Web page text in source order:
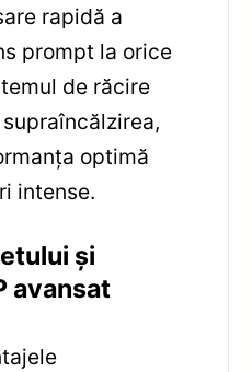
rapidă a
prompt la orice
de răcire
optimă
intense.
și
avansat